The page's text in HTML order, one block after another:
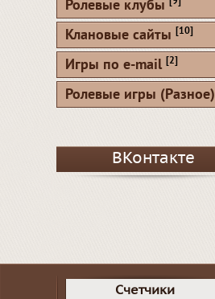
Ролевые клубы
Клановые сайты [10]
Игры по e-mail [2]
Ролевые игры (Разное)
ВКонтакте
Счетчики